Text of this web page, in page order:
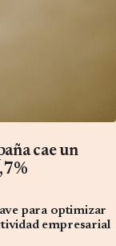
cae un
para optimizar
empresarial